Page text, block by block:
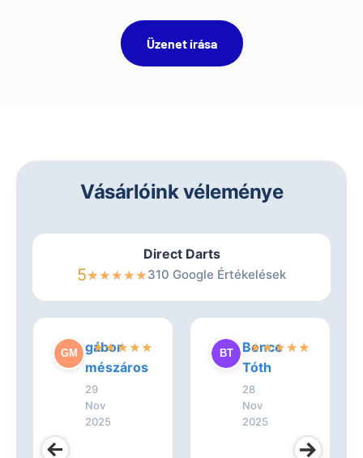
Üzenet írása
Vásárlóink véleménye
Direct Darts
5★★★★★310 Google Értékelések
gábor
mészáros
29
Nov
2025
★★★★★
Bence
Tóth
28
Nov
2025
★★★★★